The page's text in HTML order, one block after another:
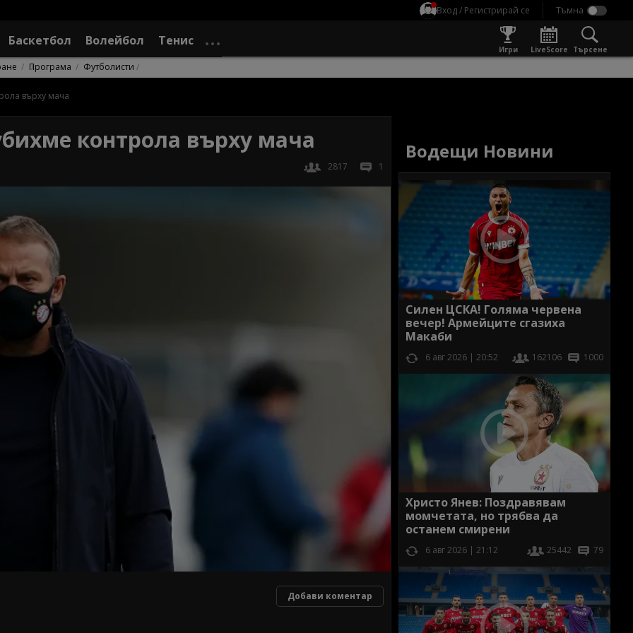
Вход / Регистрирай се
Баскетбол Волейбол Тенис
Игри LiveScore Търсене
Програма Футболисти
върху мача
контрола върху мача
2817 1
Добави коментар
Водещи Новини
Силен ЦСКА! Голяма червена
вечер! Армейците сгазиха
Макаби
6 авг 2026 | 20:52 162106 1000
Христо Янев: Поздравявам
момчетата, но трябва да
останем смирени
6 авг 2026 | 21:12 25442 79